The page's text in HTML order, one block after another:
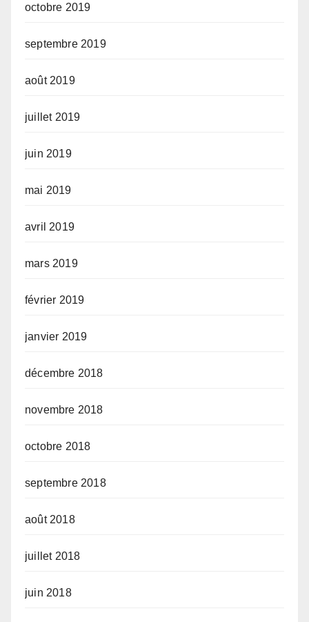
octobre 2019
septembre 2019
août 2019
juillet 2019
juin 2019
mai 2019
avril 2019
mars 2019
février 2019
janvier 2019
décembre 2018
novembre 2018
octobre 2018
septembre 2018
août 2018
juillet 2018
juin 2018